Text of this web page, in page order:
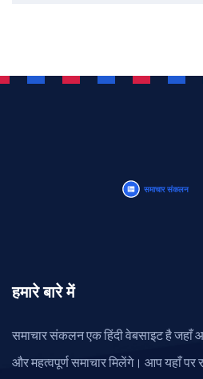
हमारे बारे में
समाचार संकलन एक हिंदी वेबसाइट है जहाँ
और महत्वपूर्ण समाचार मिलेंगे। आप यहाँ पर